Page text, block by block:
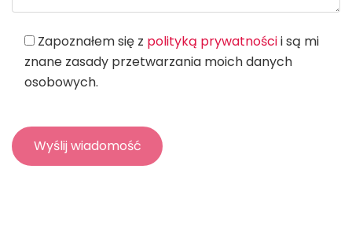
Zapoznałem się z polityką prywatnościi są mi
znane zasady przetwarzania moich danych
osobowych.